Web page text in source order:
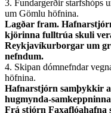
3. Fundargerðir starfshóps
um Gömlu höfnina.
Lagðar fram.
kjörinna fulltrúa skuli
Reykjavíkurborgar um
nefndum.
4. Skipan dómnefndar
höfnina.
Hafnarstjórn samþykkir
hugmynda-
Frá stjórn Faxaflóahafna